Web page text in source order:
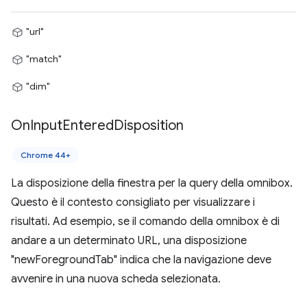
"url"
"match"
"dim"
OnInputEnteredDisposition
Chrome 44+
La disposizione della finestra per la query della omnibox.
Questo è il contesto consigliato per visualizzare i
risultati. Ad esempio, se il comando della omnibox è di
andare a un determinato URL, una disposizione
"newForegroundTab" indica che la navigazione deve
avvenire in una nuova scheda selezionata.